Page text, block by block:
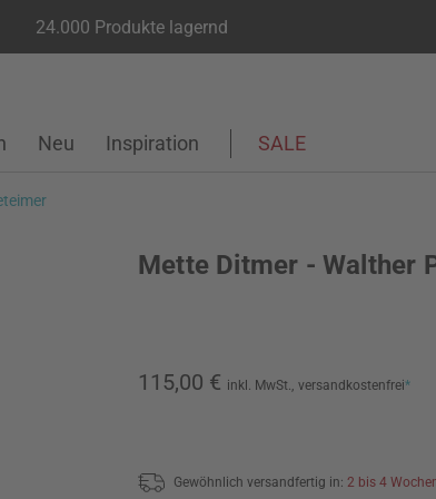
24.000 Produkte lagernd
Neu Inspiration SALE
Mette Ditmer - Walther
115,00 € inkl. MwSt., versandkostenfrei*
Gewöhnlich versandfertig in: 2 bis 4